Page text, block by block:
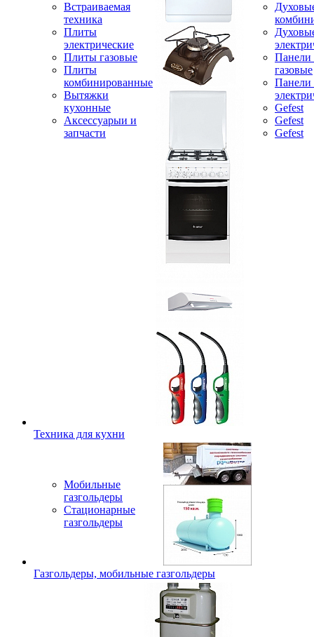
Встраиваемая
техника
Плиты
электрические
Плиты газовые
Плиты
комбинированные
Вытяжки
кухонные
Аксессуарыи и
запчасти
Панели
газовые
Панели
Gefest
Gefest
Gefest
Техника для кухни
Мобильные
газгольдеры
Стационарные
газгольдеры
Газгольдеры, мобильные газгольдеры